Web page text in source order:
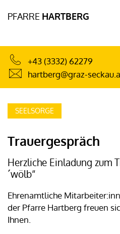
PFARRE HARTBERG
+43 (3332) 62279
hartberg@graz-
SEELSORGE
Trauergespräch
Herzliche Einladung zum
´wölb“
Ehrenamtliche
der Pfarre Hartberg freuen
Ihnen.